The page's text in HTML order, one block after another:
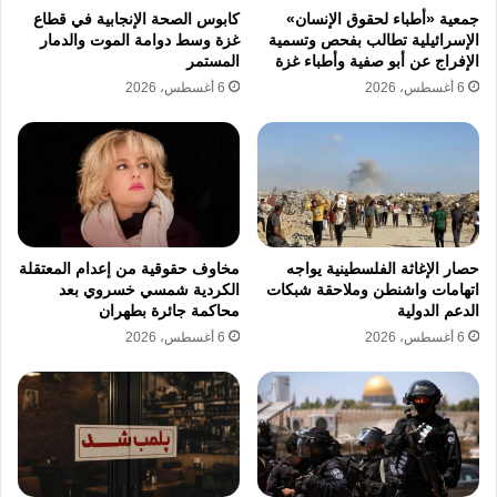
حصصهم بما يسمى “نقاط الخبز” للحصول على
سلع تموينية بديلة، ويؤدي هذا السلوك إلى تحول
شريحة واسعة نحو شراء الخبز السياحي بأسعار
السوق الحرة مما يجعل تكلفة المعيشة مرتبطة
بشكل مباشر بأسعار الوقود العالمية والمحلية،
ويؤكد مراقبون أن هيكلة منظومة الدعم الغذائي
تواجه تحديات كبيرة في ظل وصول الدعم لأكثر
من 70 بالمئة من السكان مع وجود ثغرات تسمح
بتسرب الدقيق المدعم للسوق السوداء نتيجة
تحليل سياسات الأجور وتراجع القوى الشرائية
تعتزم الجهات الرسمية رفع الحد الأدنى للأجور
جمعية «أطباء لحقوق الإنسان»
الإسرائيلية تطالب بفحص وتسمية
الإفراج عن أبو صفية وأطباء غزة
6 أغسطس، 2026
كابوس الصحة الإنجابية في قطاع
غزة وسط دوامة الموت والدمار
المستمر
6 أغسطس، 2026
حصار الإغاثة الفلسطينية يواجه
اتهامات واشنطن وملاحقة شبكات
الدعم الدولية
6 أغسطس، 2026
مخاوف حقوقية من إعدام المعتقلة
الكردية شمسي خسروي بعد
محاكمة جائرة بطهران
6 أغسطس، 2026